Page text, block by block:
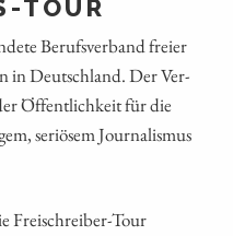
TOUR
Berufs­ver­band frei­er
in Deutsch­land. Der Ver­
Öffent­lich­keit für die
seriö­sem Jour­na­lis­mus
Frei­schrei­ber-Tour